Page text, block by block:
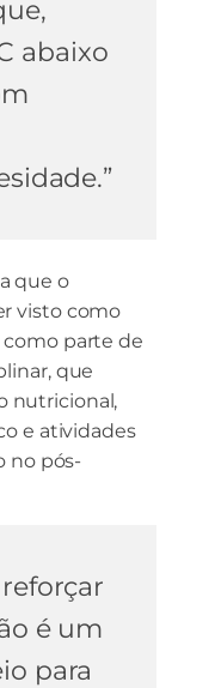
abaixo
que o
visto como
como parte de
que
nutricional,
e atividades
no pós-
é um
para